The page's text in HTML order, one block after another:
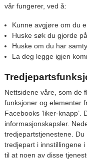
vår fungerer, ved å:
Kunne avgjøre om du
Huske søk du gjorde
Huske om du har
La deg legge igjen
Nettsidene våre, som de
funksjoner og elementer
Facebooks ‘liker-
informasjonskapsler.
tredjepartstjenestene.
tredjepart i innstillingene
til at noen av disse